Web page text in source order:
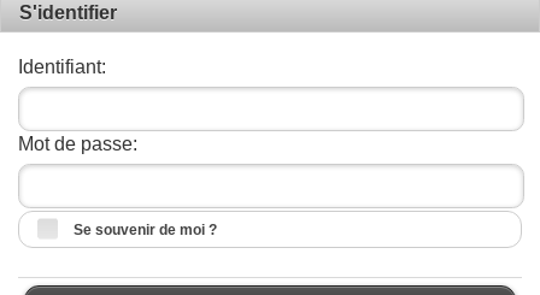
S'identifier
Identifiant:
Mot de passe:
Se souvenir de moi ?